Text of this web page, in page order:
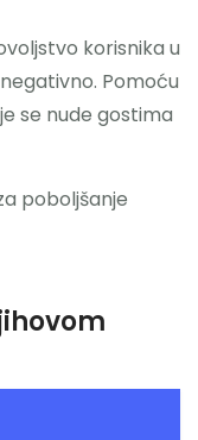
korisnika u
Pomoću
se nude gostima
poboljšanje